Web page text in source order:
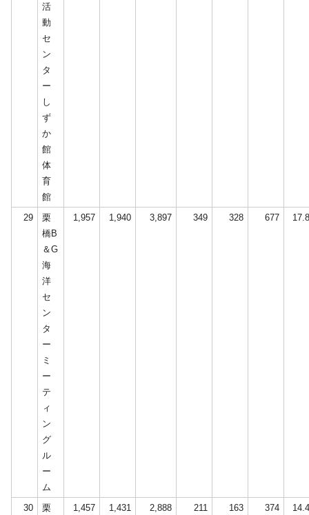
活
動
セ
ン
タ
ー
し
ず
か
館
体
育
館
29
栗
橋B
＆G
海
洋
セ
ン
タ
ー
ミ
ー
テ
ィ
ン
グ
ル
ー
ム
1,957 1,940 3,897 349 328 677
30 栗 1,457 1,431 2,888 211 163 374